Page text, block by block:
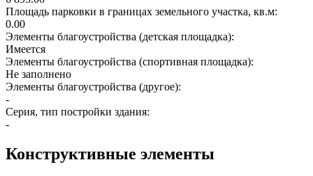
Площадь парковки в границах земельного участка, кв.м:
0.00
Элементы благоустройства (детская площадка):
Имеется
Элементы благоустройства (спортивная площадка):
Не заполнено
Элементы благоустройства (другое):
-
Серия, тип постройки здания:
-
Конструктивные элементы